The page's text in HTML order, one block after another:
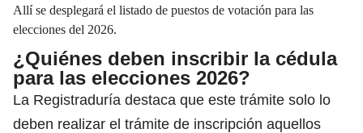
Allí se desplegará el listado de puestos de votación para las
elecciones del 2026.
¿Quiénes deben inscribir la cédula
para las elecciones 2026?
La Registraduría destaca que este trámite solo lo
deben realizar el trámite de inscripción aquellos